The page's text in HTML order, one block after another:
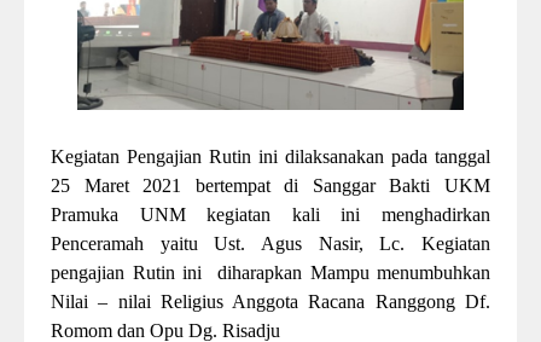
Kegiatan Pengajian Rutin ini dilaksanakan pada tanggal
25 Maret 2021 bertempat di Sanggar Bakti UKM
Pramuka UNM kegiatan kali ini menghadirkan
Penceramah yaitu Ust. Agus Nasir, Lc. Kegiatan
pengajian Rutin ini diharapkan Mampu menumbuhkan
Nilai – nilai Religius Anggota Racana Ranggong Df.
Romom dan Opu Dg. Risadju